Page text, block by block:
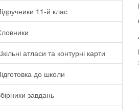
11-й клас
атласи та контурні карти
до школи
завдань